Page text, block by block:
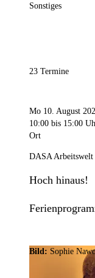
Sonstiges
23 Termine
Mo 10. August
10:00 bis 15:00
Ort
DASA Arbeitswelt
Hoch hinaus!
Bild: Sophie